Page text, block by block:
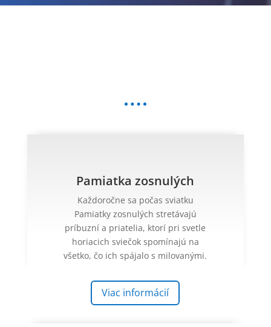
Pamiatka zosnulých
Každoročne sa počas sviatku
Pamiatky zosnulých stretávajú
príbuzní a priatelia, ktorí pri svetle
horiacich sviečok spomínajú na
všetko, čo ich spájalo s milovanými.
Viac informácií